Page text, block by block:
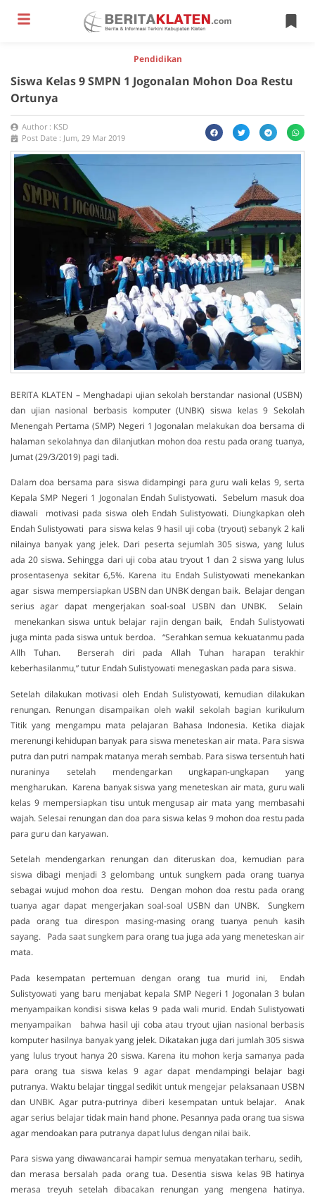
Pendidikan
Siswa Kelas 9 SMPN 1 Jogonalan Mohon Doa Restu
Ortunya
Author : KSD
Post Date : Jum, 29 Mar 2019
BERITA KLATEN – Menghadapi ujian sekolah berstandar nasional (USBN)
dan ujian nasional berbasis komputer (UNBK) siswa kelas 9 Sekolah
Menengah Pertama (SMP) Negeri 1 Jogonalan melakukan doa bersama di
halaman sekolahnya dan dilanjutkan mohon doa restu pada orang tuanya,
Jumat (29/3/2019) pagi tadi.
Dalam doa bersama para siswa didampingi para guru wali kelas 9, serta
Kepala SMP Negeri 1 Jogonalan Endah Sulistyowati. Sebelum masuk doa
diawali motivasi pada siswa oleh Endah Sulistyowati. Diungkapkan oleh
Endah Sulistyowati para siswa kelas 9 hasil uji coba (tryout) sebanyk 2 kali
nilainya banyak yang jelek. Dari peserta sejumlah 305 siswa, yang lulus
ada 20 siswa. Sehingga dari uji coba atau tryout 1 dan 2 siswa yang lulus
prosentasenya sekitar 6,5%. Karena itu Endah Sulistyowati menekankan
agar siswa mempersiapkan USBN dan UNBK dengan baik. Belajar dengan
serius agar dapat mengerjakan soal-soal USBN dan UNBK. Selain
menekankan siswa untuk belajar rajin dengan baik, Endah Sulistyowati
juga minta pada siswa untuk berdoa. “Serahkan semua kekuatanmu pada
Allh Tuhan. Berserah diri pada Allah Tuhan harapan terakhir
keberhasilanmu,” tutur Endah Sulistyowati menegaskan pada para siswa.
Setelah dilakukan motivasi oleh Endah Sulistyowati, kemudian dilakukan
renungan. Renungan disampaikan oleh wakil sekolah bagian kurikulum
Titik yang mengampu mata pelajaran Bahasa Indonesia. Ketika diajak
merenungi kehidupan banyak para siswa meneteskan air mata. Para siswa
putra dan putri nampak matanya merah sembab. Para siswa tersentuh hati
nuraninya setelah mendengarkan ungkapan-ungkapan yang
mengharukan. Karena banyak siswa yang meneteskan air mata, guru wali
kelas 9 mempersiapkan tisu untuk mengusap air mata yang membasahi
wajah. Selesai renungan dan doa para siswa kelas 9 mohon doa restu pada
para guru dan karyawan.
Setelah mendengarkan renungan dan diteruskan doa, kemudian para
siswa dibagi menjadi 3 gelombang untuk sungkem pada orang tuanya
sebagai wujud mohon doa restu. Dengan mohon doa restu pada orang
tuanya agar dapat mengerjakan soal-soal USBN dan UNBK. Sungkem
pada orang tua direspon masing-masing orang tuanya penuh kasih
sayang. Pada saat sungkem para orang tua juga ada yang meneteskan air
mata.
Pada kesempatan pertemuan dengan orang tua murid ini, Endah
Sulistyowati yang baru menjabat kepala SMP Negeri 1 Jogonalan 3 bulan
menyampaikan kondisi siswa kelas 9 pada wali murid. Endah Sulistyowati
menyampaikan bahwa hasil uji coba atau tryout ujian nasional berbasis
komputer hasilnya banyak yang jelek. Dikatakan juga dari jumlah 305 siswa
yang lulus tryout hanya 20 siswa. Karena itu mohon kerja samanya pada
para orang tua siswa kelas 9 agar dapat mendampingi belajar bagi
putranya. Waktu belajar tinggal sedikit untuk mengejar pelaksanaan USBN
dan UNBK. Agar putra-putrinya diberi kesempatan untuk belajar. Anak
agar serius belajar tidak main hand phone. Pesannya pada orang tua siswa
agar mendoakan para putranya dapat lulus dengan nilai baik.
Para siswa yang diwawancarai hampir semua menyatakan terharu, sedih,
dan merasa bersalah pada orang tua. Desentia siswa kelas 9B hatinya
merasa treyuh setelah dibacakan renungan yang mengena hatinya.